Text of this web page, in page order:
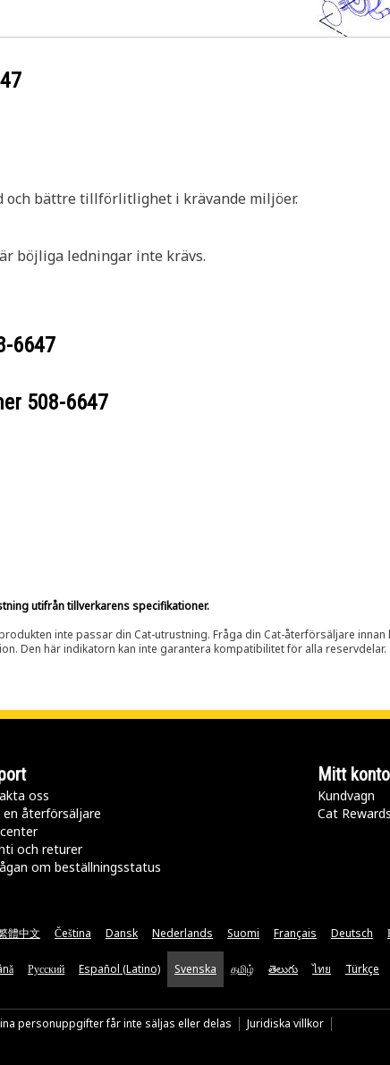
bättre tillförlitlighet i krävande miljöer.
böjliga ledningar inte krävs.
6647
508-6647
utifrån tillverkarens specifikationer.
inte passar din Cat-utrustning. Fråga din Cat-återförsäljare
Den här indikatorn kan inte garantera kompatibilitet för alla reservdelar.
oss
återförsäljare
och returer
om beställningsstatus
Mitt konto
Kundvagn
Cat Rewards
體中文 Čeština Dansk Nederlands Suomi Français Deutsch
Русский Español (Latino) Svenska தமிழ் తెలుగు ไทย Türkçe
personuppgifter får inte säljas eller delas Juridiska villkor